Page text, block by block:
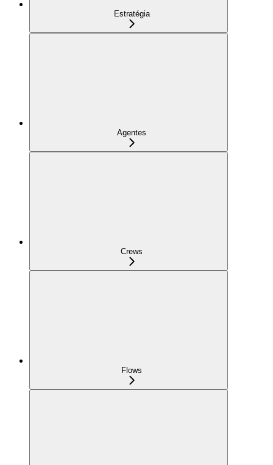
Estratégia
Agentes
Crews
Flows